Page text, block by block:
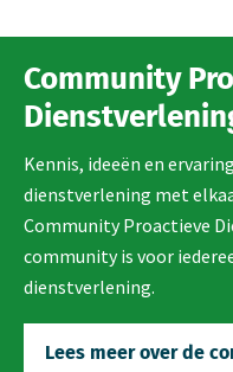
Community
Kennis, ideeën en
dienstverlening met
Community Proactieve
community is voor
dienstverlening.
Lees meer over de